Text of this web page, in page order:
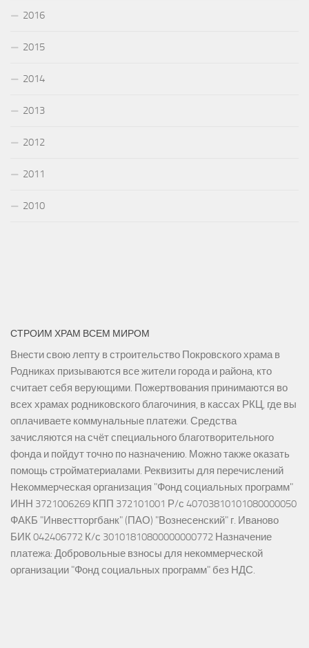
2016
2015
2014
2013
2012
2011
2010
СТРОИМ ХРАМ ВСЕМ МИРОМ
Внести свою лепту в строительство Покровского храма в
Родниках призываются все жители города и района, кто
считает себя верующими. Пожертвования принимаются во
всех храмах родниковского благочиния, в кассах РКЦ, где вы
оплачиваете коммунальные платежи. Средства
зачисляются на счёт специального благотворительного
фонда и пойдут точно по назначению. Можно также оказать
помощь стройматериалами. Реквизиты для перечислений
Некоммерческая организация "Фонд социальных программ"
ИНН 3721006269 КПП 372101001 Р/с 40703810101080000050
ФАКБ "Инвестторгбанк" (ПАО) "Вознесенский" г. Иваново
БИК 042406772 К/с 30101810800000000772 Назначение
платежа: Добровольные взносы для некоммерческой
организации "Фонд социальных программ" без НДС.